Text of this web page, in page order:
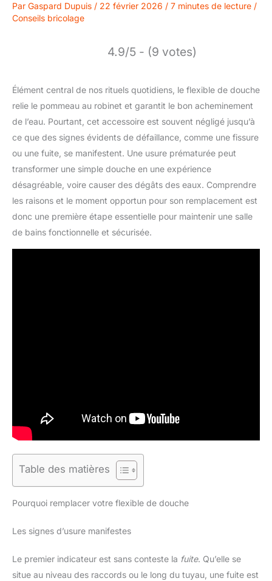
Par Gaspard Dupuis / 22 février 2026 / 7 minutes de lecture /
Conseils bricolage
4.9/5 - (9 votes)
Élément central de nos rituels quotidiens, le flexible de douche
relie le pommeau au robinet et garantit le bon acheminement
de l’eau. Pourtant, cet accessoire est souvent négligé jusqu’à
ce que des signes évidents de défaillance, comme une fissure
ou une fuite, se manifestent. Une usure prématurée peut
transformer une simple douche en une expérience
désagréable, voire causer des dégâts des eaux. Comprendre
les raisons et le moment opportun pour son remplacement est
donc une première étape essentielle pour maintenir une salle
de bains fonctionnelle et sécurisée.
Table des matières
Pourquoi remplacer votre flexible de douche
Les signes d’usure manifestes
Le premier indicateur est sans conteste la fuite. Qu’elle se
situe au niveau des raccords ou le long du tuyau, une fuite est